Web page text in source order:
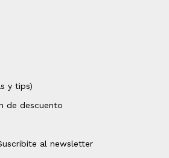
y tips)
de descuento
al newsletter